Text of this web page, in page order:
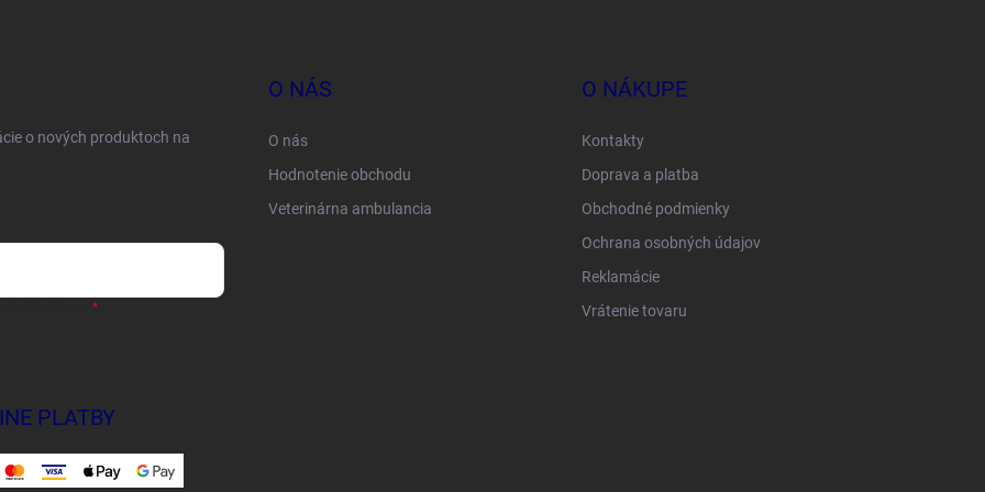
o nových produktoch na
O NÁS
O nás
Hodnotenie obchodu
Veterinárna ambulancia
O NÁKUPE
Kontakty
Doprava a platba
Obchodné podmienky
Ochrana osobných údajov
Reklamácie
Vrátenie tovaru
PLATBY